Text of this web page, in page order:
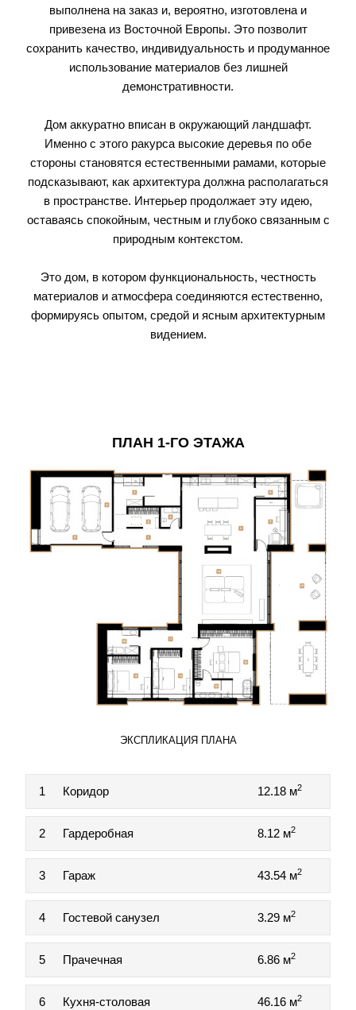
выполнена на заказ и, вероятно, изготовлена и
привезена из Восточной Европы. Это позволит
сохранить качество, индивидуальность и продуманное
использование материалов без лишней
демонстративности.
Дом аккуратно вписан в окружающий ландшафт.
Именно с этого ракурса высокие деревья по обе
стороны становятся естественными рамами, которые
подсказывают, как архитектура должна располагаться
в пространстве. Интерьер продолжает эту идею,
оставаясь спокойным, честным и глубоко связанным с
природным контекстом.
Это дом, в котором функциональность, честность
материалов и атмосфера соединяются естественно,
формируясь опытом, средой и ясным архитектурным
видением.
ПЛАН 1-ГО ЭТАЖА
ЭКСПЛИКАЦИЯ ПЛАНА
1 Коридор 12.18 м2
2 Гардеробная 8.12 м2
3 Гараж 43.54 м2
4 Гостевой санузел 3.29 м2
5 Прачечная 6.86 м2
6 Кухня-столовая 46.16 м2